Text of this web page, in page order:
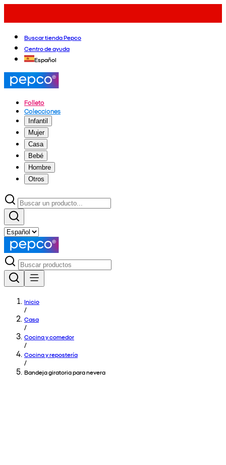
Buscar tienda Pepco
Centro de ayuda
Español
Folleto
Colecciones
Infantil
Mujer
Casa
Bebé
Hombre
Otros
Inicio
/
Casa
/
Cocina y comedor
/
Cocina y repostería
/
Bandeja giratoria para nevera